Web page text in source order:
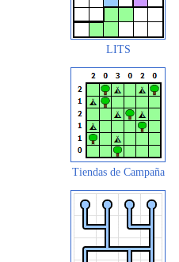
LITS
Tiendas de Campaña